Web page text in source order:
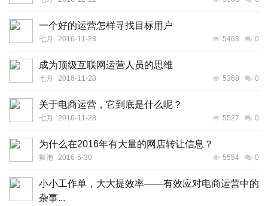
一个好的运营怎样寻找目标用户
七月 2016-11-28 5463 0
成为顶级互联网运营人员的思维
七月 2016-11-28 5368 0
关于电商运营，它到底是什么呢？
七月 2016-11-28 5527 0
为什么在2016年有大量的网店转让信息？
舞泡 2016-5-30 5554 0
小小工作单，大大提效率——有效应对电商运营中的
杂事...